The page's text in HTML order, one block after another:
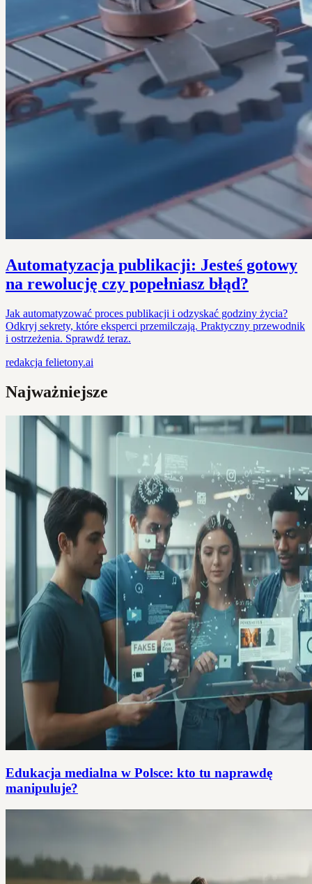
Automatyzacja publikacji: Jesteś gotowy
na rewolucję czy popełniasz błąd?
Jak automatyzować proces publikacji i odzyskać godziny życia?
Odkryj sekrety, które eksperci przemilczają. Praktyczny przewodnik
i ostrzeżenia. Sprawdź teraz.
redakcja felietony.ai
Najważniejsze
Edukacja medialna w Polsce: kto tu naprawdę
manipuluje?